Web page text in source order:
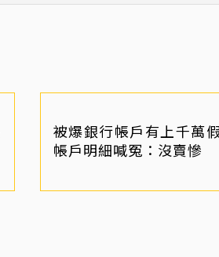
被爆銀行帳戶有上千萬
帳戶明細喊冤：沒賣慘